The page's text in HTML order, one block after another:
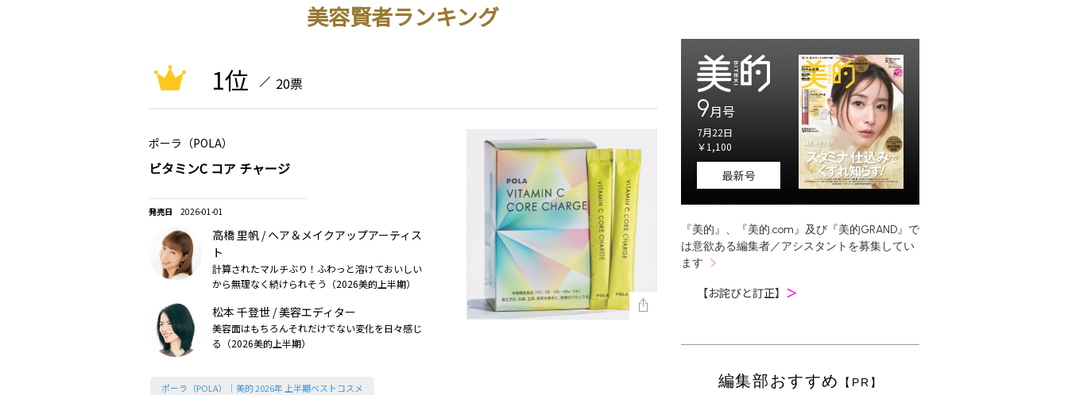
美容賢者ランキング
1位 20票
ポーラ（POLA）
ビタミンC コア チャージ
2026-01-01
高橋 里帆 / ヘア＆メイクアップアーティス
ト
計算されたマルチぶり！ふわっと溶けておいしい
から無理なく続けられそう（2026美的上半期）
松本 千登世 / 美容エディター
美容面はもちろんそれだけでない変化を日々感じ
る（2026美的上半期）
ポーラ（POLA）｜美的 2026年 上半期ベストコスメ
9月号
7月22日
￥1,100
最新号
『美的』、『美的.com』及び『美的GRAND』で
は意欲ある編集者／アシスタントを募集してい
ます
【お詫びと訂正】 ＞
編集部おすすめ 【PR】